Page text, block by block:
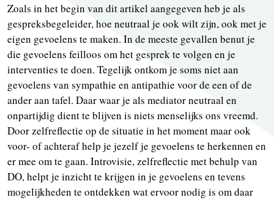
Zoals in het begin van dit artikel aangegeven heb je als
gespreksbegeleider, hoe neutraal je ook wilt zijn, ook met je
eigen gevoelens te maken. In de meeste gevallen benut je
die gevoelens feilloos om het gesprek te volgen en je
interventies te doen. Tegelijk ontkom je soms niet aan
gevoelens van sympathie en antipathie voor de een of de
ander aan tafel. Daar waar je als mediator neutraal en
onpartijdig dient te blijven is niets menselijks ons vreemd.
Door zelfreflectie op de situatie in het moment maar ook
voor- of achteraf help je jezelf je gevoelens te herkennen en
er mee om te gaan. Introvisie, zelfreflectie met behulp van
DO, helpt je inzicht te krijgen in je gevoelens en tevens
mogelijkheden te ontdekken wat ervoor nodig is om daar